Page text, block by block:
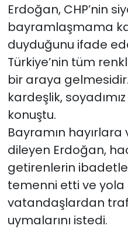
Erdoğan, CHP’nin
bayramlaşmama
duyduğunu ifade
Türkiye’nin tüm
bir araya gelmesidir.
kardeşlik,
konuştu.
Bayramın hayırlara
dileyen Erdoğan,
getirenlerin
temenni etti ve yola
vatandaşlardan
uymalarını istedi.